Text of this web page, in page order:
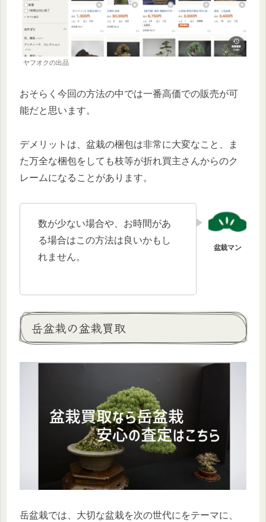
ヤフオクの出品
おそらく今回の方法の中では一番高価での販売が可
能だと思います。
デメリットは、盆栽の梱包は非常に大変なこと、ま
た万全な梱包をしても枝等が折れ買主さんからのク
レームになることがあります。
数が少ない場合や、お時間があ
る場合はこの方法は良いかもし
れません。
岳盆栽の盆栽買取
岳盆栽では、大切な盆栽を次の世代にをテーマに、